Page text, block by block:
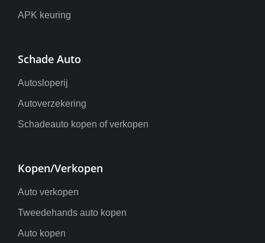
APK keuring
Schade Auto
Autosloperij
Autoverzekering
Schadeauto kopen of verkopen
Kopen/Verkopen
Auto verkopen
Tweedehands auto kopen
Auto kopen